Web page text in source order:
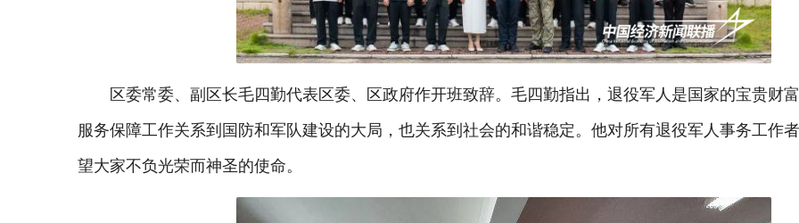
区委常委、副区长毛四勤代表区委、区政府作开班致辞。毛四勤指出，退役军人是国家的宝贵财
服务保障工作关系到国防和军队建设的大局，也关系到社会的和谐稳定。他对所有退役军人事务工作
望大家不负光荣而神圣的使命。